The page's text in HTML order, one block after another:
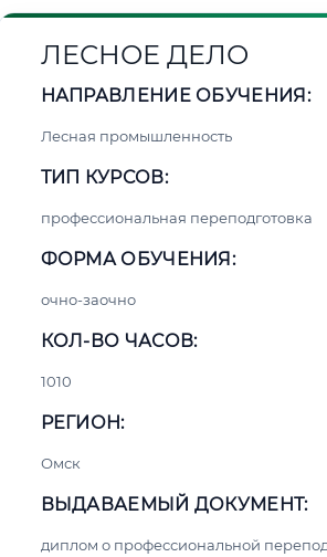
ЛЕСНОЕ ДЕЛО
НАПРАВЛЕНИЕ ОБУЧЕНИЯ:
Лесная промышленность
ТИП КУРСОВ:
профессиональная переподготовка
ФОРМА ОБУЧЕНИЯ:
очно-заочно
КОЛ-ВО ЧАСОВ:
1010
РЕГИОН:
Омск
ВЫДАВАЕМЫЙ ДОКУМЕНТ:
диплом о профессиональной